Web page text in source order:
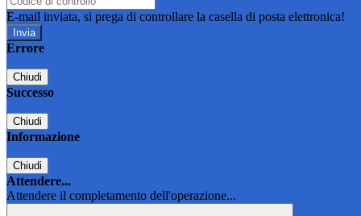
E-mail inviata, si prega di controllare la casella di posta elettronica!
Errore
Chiudi
Successo
Chiudi
Informazione
Chiudi
Attendere...
Attendere il completamento dell'operazione...